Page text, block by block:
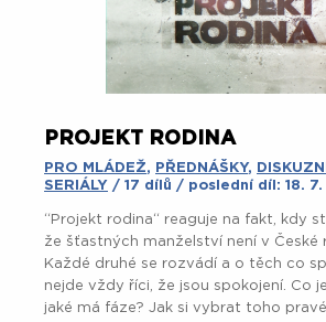
PROJEKT RODINA
PRO MLÁDEŽ, PŘEDNÁŠKY,
SERIÁLY / 17 dílů / poslední díl: 18. 7.
“Projekt rodina“ reaguje na fakt, kdy
že šťastných manželství není v České
Každé druhé se rozvádí a o těch co
nejde vždy říci, že jsou spokojení. Co
jaké má fáze? Jak si vybrat toho